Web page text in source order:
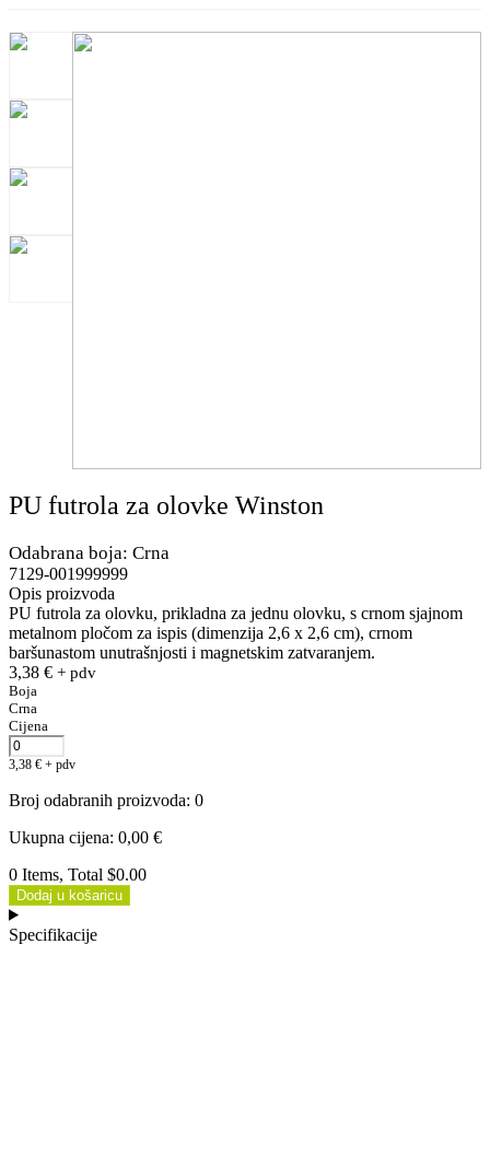
PU futrola za olovke Winston
Odabrana boja: Crna
7129-001999999
Opis proizvoda
PU futrola za olovku, prikladna za jednu olovku, s crnom sjajnom
metalnom pločom za ispis (dimenzija 2,6 x 2,6 cm), crnom
baršunastom unutrašnjosti i magnetskim zatvaranjem.
3,38 € + pdv
Boja
Crna
Cijena
3,38 € + pdv
Broj odabranih proizvoda: 0
Ukupna cijena: 0,00 €
0 Items, Total $0.00
Dodaj u košaricu
Specifikacije